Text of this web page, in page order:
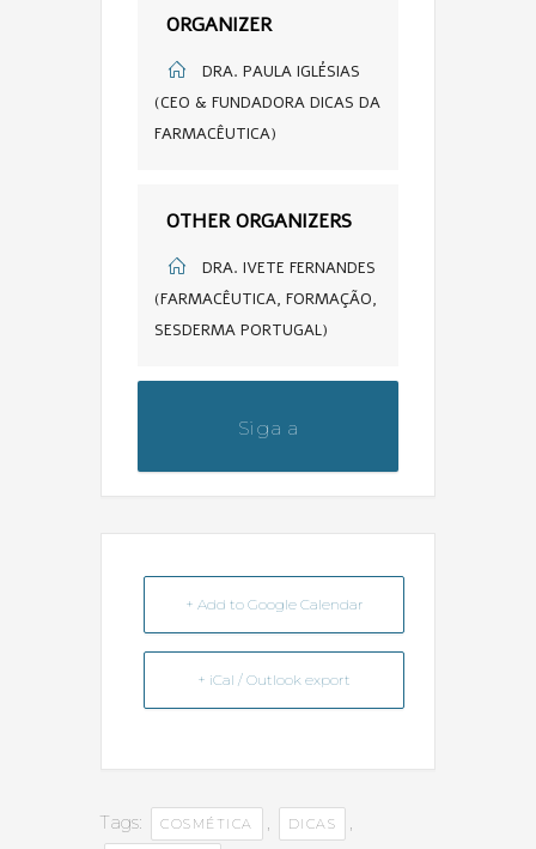
ORGANIZER
DRA. PAULA IGLÉSIAS
(CEO & FUNDADORA DICAS DA
FARMACÊUTICA)
OTHER ORGANIZERS
DRA. IVETE FERNANDES
(FARMACÊUTICA, FORMAÇÃO,
SESDERMA PORTUGAL)
Siga a
+ Add to Google Calendar
+ iCal / Outlook export
Tags: COSMÉTICA , DICAS ,